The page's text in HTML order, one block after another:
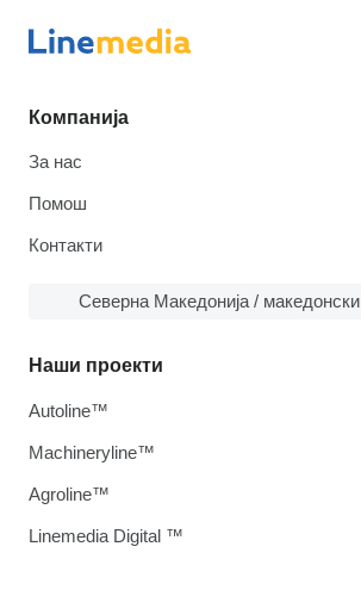
Компанија
За нас
Помош
Контакти
Северна Македонија / македонски
Наши проекти
Autoline™
Machineryline™
Agroline™
Linemedia Digital ™